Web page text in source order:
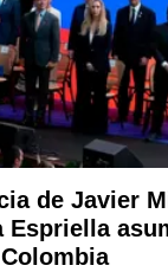
de Javier
Espriella